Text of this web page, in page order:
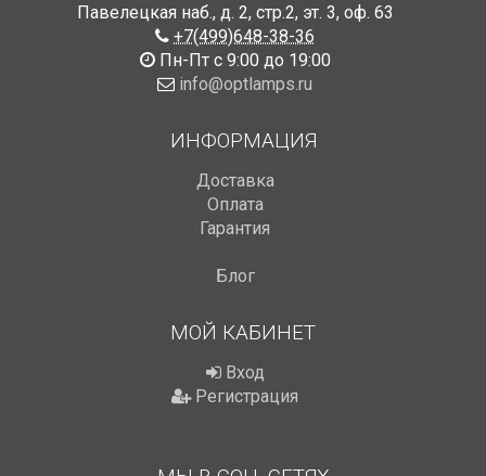
Павелецкая наб., д. 2, стр.2, эт. 3, оф. 63
+7(499)648-38-36
Пн-Пт с 9:00 до 19:00
info@optlamps.ru
ИНФОРМАЦИЯ
Доставка
Оплата
Гарантия
Блог
МОЙ КАБИНЕТ
Вход
Регистрация